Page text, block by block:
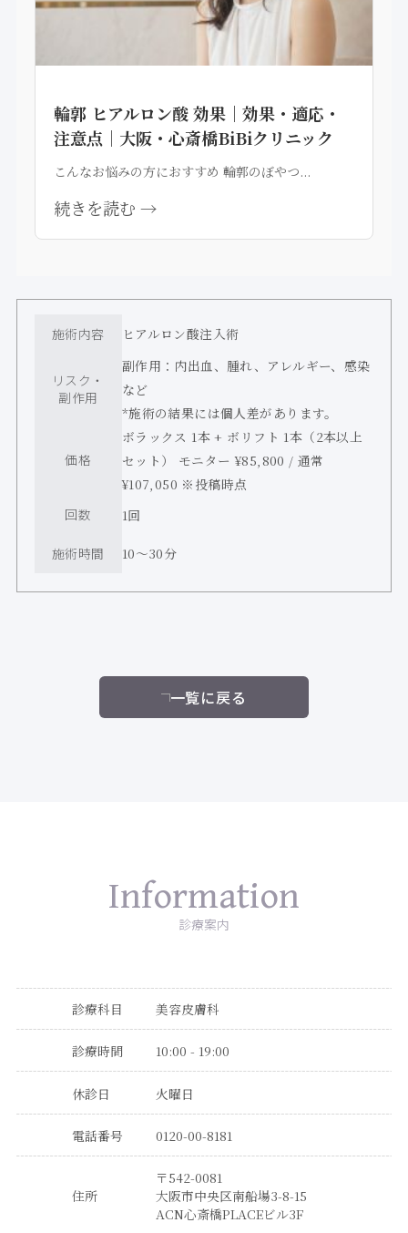
輪郭 ヒアルロン酸 効果｜効果・適応・
注意点｜大阪・心斎橋BiBiクリニック
こんなお悩みの方におすすめ 輪郭のぼやつ...
続きを読む →
施術内容 ヒアルロン酸注入術
リスク・
副作用
副作用：内出血、腫れ、アレルギー、感染
など
*施術の結果には個人差があります。
価格
ボラックス 1本 + ボリフト 1本（2本以上
セット） モニター ¥85,800 / 通常
¥107,050 ※投稿時点
回数
1回
施術時間 10〜30分
一覧に戻る
Information
診療案内
診療科目 美容皮膚科
診療時間 10:00 - 19:00
休診日 火曜日
電話番号 0120-00-8181
住所
〒542-0081
大阪市中央区南船場3-8-15
ACN心斎橋PLACEビル3F